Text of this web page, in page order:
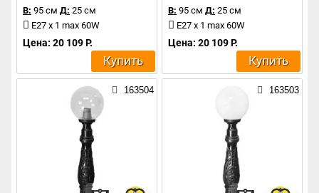
В: 95 см Д: 25 см
E27 x 1 max 60W
Цена: 20 109 Р.
Купить
В: 95 см Д: 25 см
E27 x 1 max 60W
Цена: 20 109 Р.
Купить
163504 163503